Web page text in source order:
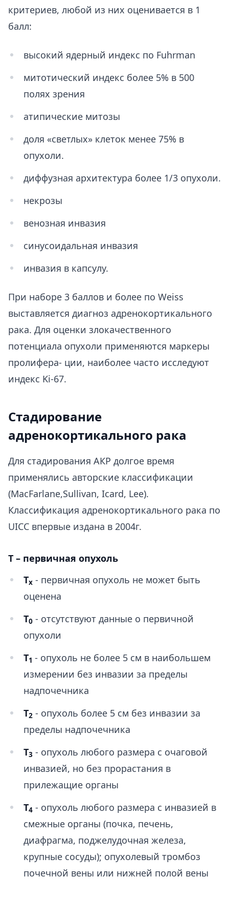
критериев, любой из них оценивается в 1
балл:
высокий ядерный индекс по Fuhrman
митотический индекс более 5% в 500
полях зрения
атипические митозы
доля «светлых» клеток менее 75% в
опухоли.
диффузная архитектура более 1/3 опухоли.
некрозы
венозная инвазия
синусоидальная инвазия
инвазия в капсулу.
При наборе 3 баллов и более по Weiss
выставляется диагноз адренокортикального
рака. Для оценки злокачественного
потенциала опухоли применяются маркеры
пролифера- ции, наиболее часто исследуют
индекс Ki-67.
Стадирование
адренокортикального рака
Для стадирования АКР долгое время
применялись авторские классификации
(MacFarlane,Sullivan, Icard, Lee).
Классификация адренокортикального рака по
UICC впервые издана в 2004г.
Т – первичная опухоль
Тх - первичная опухоль не может быть
оценена
Т0 - отсутствуют данные о первичной
опухоли
Т1 - опухоль не более 5 см в наибольшем
измерении без инвазии за пределы
надпочечника
Т2 - опухоль более 5 см без инвазии за
пределы надпочечника
Т3 - опухоль любого размера с очаговой
инвазией, но без прорастания в
прилежащие органы
Т4 - опухоль любого размера с инвазией в
смежные органы (почка, печень,
диафрагма, поджелудочная железа,
крупные сосуды); опухолевый тромбоз
почечной вены или нижней полой вены